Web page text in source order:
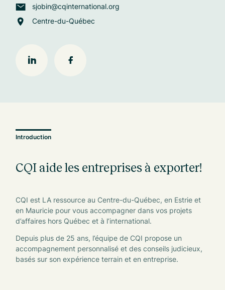
sjobin@cqinternational.org
Centre-du-Québec
Introduction
CQI aide les entreprises à exporter!
CQI est LA ressource au Centre-du-Québec, en Estrie et
en Mauricie pour vous accompagner dans vos projets
d’affaires hors Québec et à l’international.
Depuis plus de 25 ans, l’équipe de CQI propose un
accompagnement personnalisé et des conseils judicieux,
basés sur son expérience terrain et en entreprise.